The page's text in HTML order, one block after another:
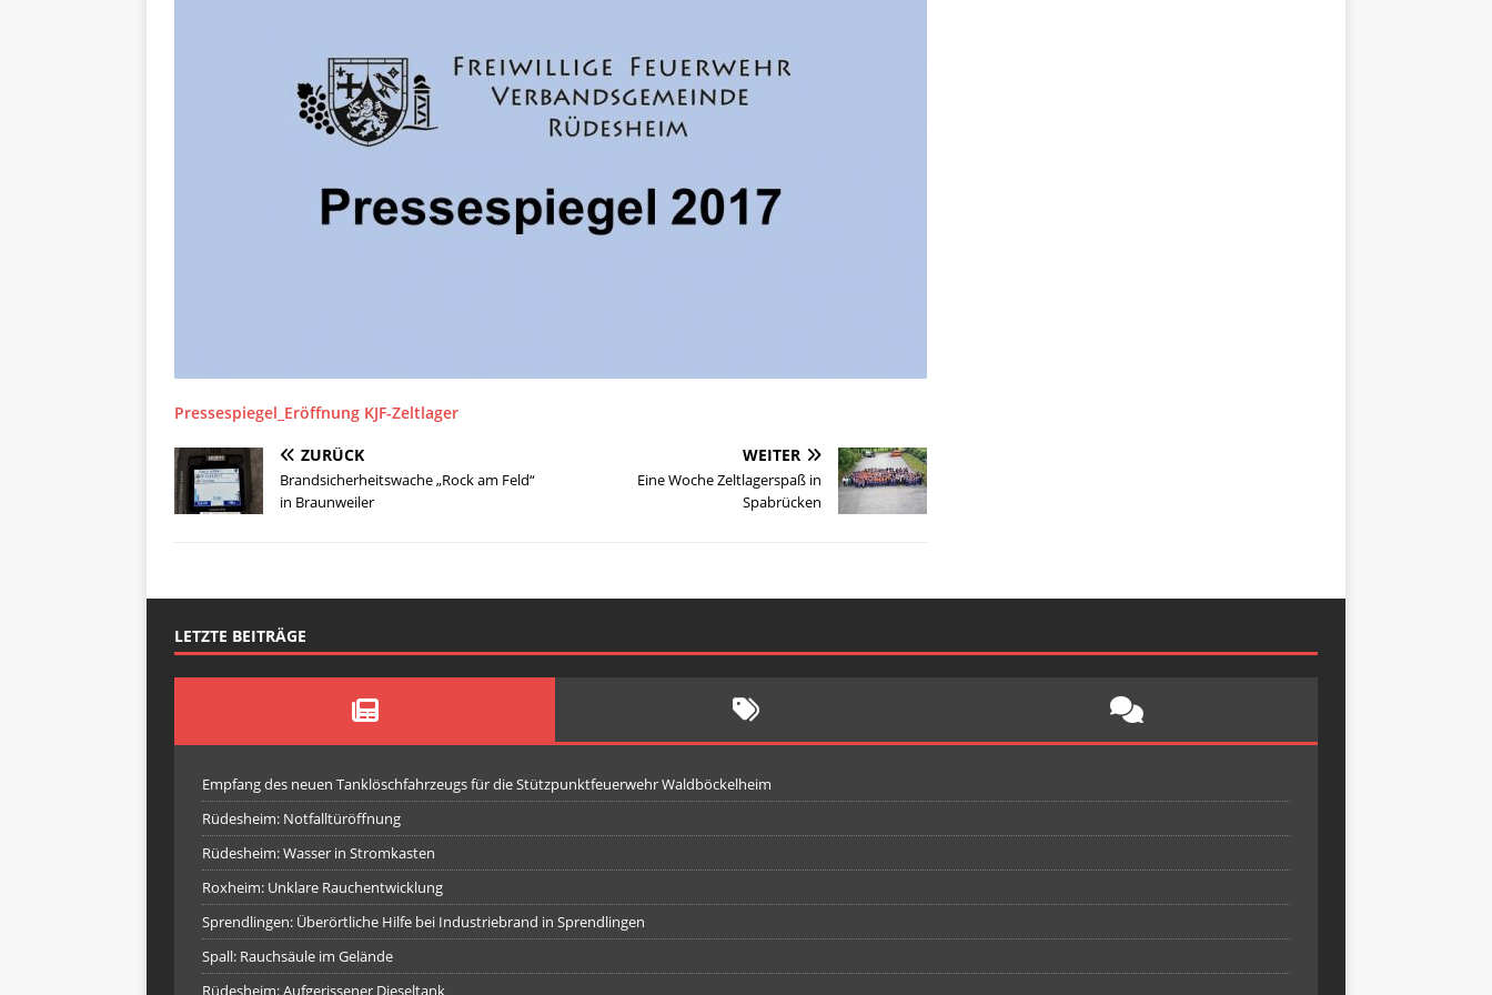
Pressespiegel_Eröffnung KJF-Zeltlager
ZURÜCK
Brandsicherheitswache „Rock am Feld“
in Braunweiler
WEITER
Eine Woche Zeltlagerspaß in
Spabrücken
LETZTE BEITRÄGE
Empfang des neuen Tanklöschfahrzeugs für die Stützpunktfeuerwehr Waldböckelheim
Rüdesheim: Notfalltüröffnung
Rüdesheim: Wasser in Stromkasten
Roxheim: Unklare Rauchentwicklung
Sprendlingen: Überörtliche Hilfe bei Industriebrand in Sprendlingen
Spall: Rauchsäule im Gelände
Rüdesheim: Aufgerissener Dieseltank